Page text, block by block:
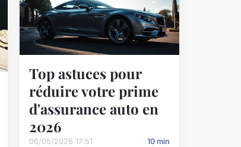
Top astuces pour
réduire votre prime
d'assurance auto en
2026
06/05/2026 17:51 10 min